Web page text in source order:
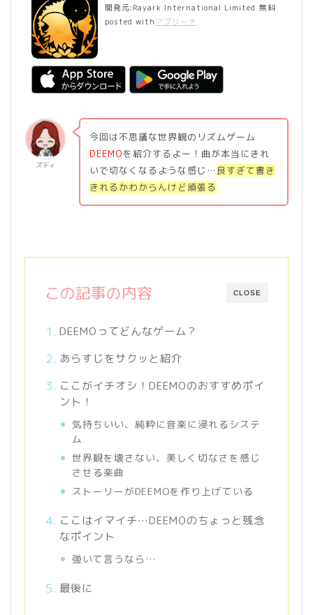
開発元: Rayark International Limited 無料
posted with アプリーチ
ズディ
今回は不思議な世界観のリズムゲーム
DEEMOを紹介するよー！曲が本当にきれ
いで切なくなるような感じ… 良すぎて書き
きれるかわからんけど頑張る
CLOSE
この記事の内容
DEEMOってどんなゲーム？
あらすじをサクッと紹介
ここがイチオシ！DEEMOのおすすめポイ
ント！
気持ちいい、純粋に音楽に浸れるシステ
ム
世界観を壊さない、美しく切なさを感じ
させる楽曲
ストーリーがDEEMOを作り上げている
ここはイマイチ…DEEMOのちょっと残念
なポイント
強いて言うなら…
最後に